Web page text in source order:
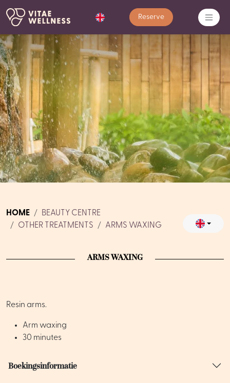
Reserve
HOME
BEAUTY CENTRE
OTHER TREATMENTS
ARMS WAXING
ARMS WAXING
Resin arms.
Arm waxing
30 minutes
Boekingsinformatie